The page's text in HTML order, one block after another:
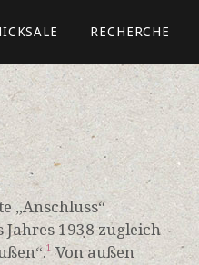
RECHERCHE
„Anschluss“
Jahres 1938 zugleich
1 Von außen